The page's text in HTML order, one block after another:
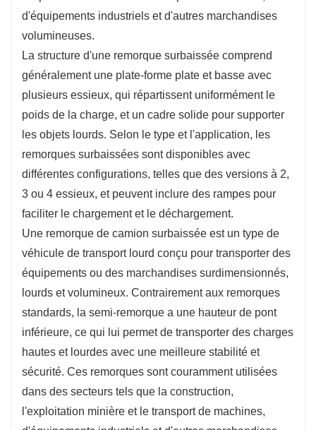
surbaissées répartit la charge plus uniformément, ce
qui contribue à réduire l'usure des pneus et du
revêtements routiers. Ceci est particulièrement
important pour le transport de charges extrêmement
lourdes ou volumineuses.
Faible garde au sol : la hauteur inférieure du plateau
garantit que le centre de gravité de la charge est plus
proche du sol, ce qui améliore la stabilité et réduit le
risque de basculement ou de balancement pendant le
transport. Cette fonctionnalité permet également de
transporter des charges plus hautes sans dépasser les
limites de hauteur.
Sécurité améliorée : la conception des remorques
surbaissées se concentre sur la sécurité, en particulier
lors du transport de charges lourdes ou instables. La
hauteur inférieure du pont réduit le risque d'accidents
causés par le déplacement ou l'instabilité de la
d'équipements industriels et d'autres marchandises
volumineuses.
La structure d'une remorque surbaissée comprend
généralement une plate-forme plate et basse avec
plusieurs essieux, qui répartissent uniformément le
poids de la charge, et un cadre solide pour supporter
les objets lourds. Selon le type et l'application, les
remorques surbaissées sont disponibles avec
différentes configurations, telles que des versions à 2,
3 ou 4 essieux, et peuvent inclure des rampes pour
faciliter le chargement et le déchargement.
Une remorque de camion surbaissée est un type de
véhicule de transport lourd conçu pour transporter des
équipements ou des marchandises surdimensionnés,
lourds et volumineux. Contrairement aux remorques
standards, la semi-remorque a une hauteur de pont
inférieure, ce qui lui permet de transporter des charges
hautes et lourdes avec une meilleure stabilité et
sécurité. Ces remorques sont couramment utilisées
dans des secteurs tels que la construction,
l'exploitation minière et le transport de machines,